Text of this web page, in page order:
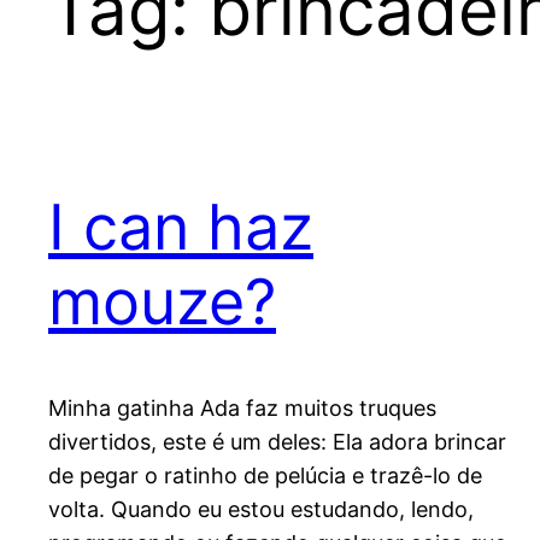
I can haz
mouze?
Minha gatinha Ada faz muitos truques
divertidos, este é um deles: Ela adora brincar
de pegar o ratinho de pelúcia e trazê-lo de
volta. Quando eu estou estudando, lendo,